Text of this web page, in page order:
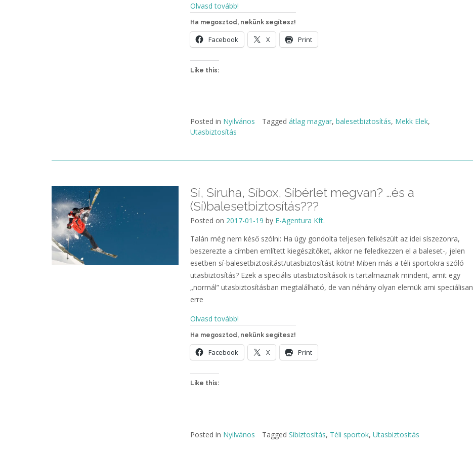
Olvasd tovább!
Ha megosztod, nekünk segítesz!
Facebook X Print
Like this:
Posted in Nyilvános Tagged átlag magyar, balesetbiztosítás, Mekk Elek,
Utasbiztosítás
Sí, Síruha, Síbox, Síbérlet megvan? …és a
(Sí)balesetbiztosítás???
Posted on 2017-01-19 by E-Agentura Kft.
Talán még nem késő szólni: Ha úgy gondolta teljesen felkészült az idei síszezonra,
beszerezte a címben említett kiegészítőket, akkor ne feledkezzen el a baleset-, jelen
esetben sí-balesetbiztosítást/utasbiztosítást kötni! Miben más a téli sportokra szóló
utasbiztosítás? Ezek a speciális utasbiztosítások is tartalmaznak mindent, amit egy
„normál” utasbiztosításban megtalálható, de van néhány olyan elemük ami speciálisan
erre
Olvasd tovább!
Ha megosztod, nekünk segítesz!
Facebook X Print
Like this:
Posted in Nyilvános Tagged Síbiztosítás, Téli sportok, Utasbiztosítás